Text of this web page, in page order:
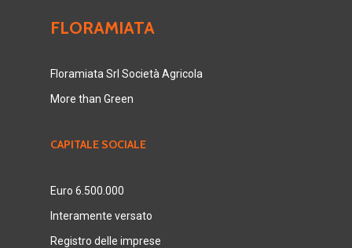
FLORAMIATA
Floramiata Srl Società Agricola
More than Green
CAPITALE SOCIALE
Euro 6.500.000
Interamente versato
Registro delle imprese